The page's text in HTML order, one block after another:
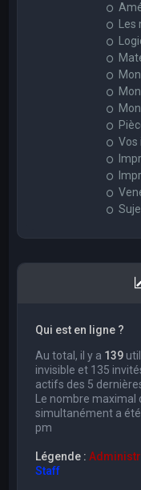
Vos
Qui est en ligne ?
Au total, il y a 139
invisible et 135
actifs des 5
Le nombre maximal
simultanément a
pm
Légende :
Staff